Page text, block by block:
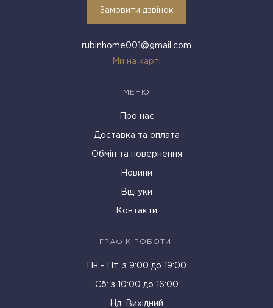
Замовити дзвінок
rubinhome001@gmail.com
Ми на карті
МЕНЮ
Про нас
Доставка та оплата
Обмін та повернення
Новини
Відгуки
Контакти
ГРАФІК РОБОТИ:
Пн - Пт: з 9:00 до 19:00
Cб: з 10:00 до 16:00
Нд: Вихідний